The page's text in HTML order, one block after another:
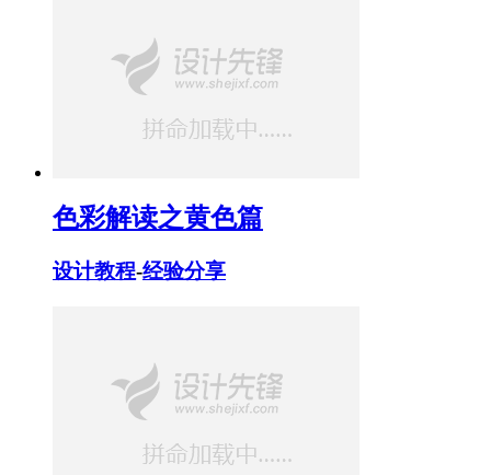
色彩解读之黄色篇
设计教程-经验分享